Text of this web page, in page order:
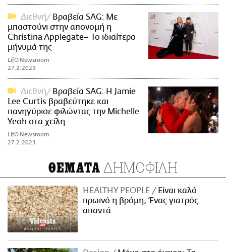
Διεθνή
Βραβεία SAG: Με
μπαστούνι στην απονομή η
Christina Applegate– Το ιδιαίτερο
μήνυμά της
LifO Newsroom
27.2.2023
Διεθνή
Βραβεία SAG: H Jamie
Lee Curtis βραβεύτηκε και
πανηγύρισε φιλώντας την Michelle
Yeoh στα χείλη
LifO Newsroom
27.2.2023
ΘΕΜΑΤΑ ΔΗΜΟΦΙΛΗ
HEALTHY PEOPLE
Είναι καλό
πρωινό η βρόμη; Ένας γιατρός
απαντά